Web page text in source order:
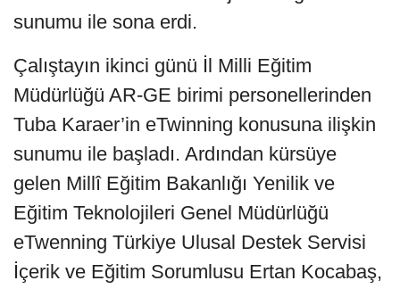
sunumu ile sona erdi.
Çalıştayın ikinci günü İl Milli Eğitim
Müdürlüğü AR-GE birimi personellerinden
Tuba Karaer’in eTwinning konusuna ilişkin
sunumu ile başladı. Ardından kürsüye
gelen Millî Eğitim Bakanlığı Yenilik ve
Eğitim Teknolojileri Genel Müdürlüğü
eTwenning Türkiye Ulusal Destek Servisi
İçerik ve Eğitim Sorumlusu Ertan Kocabaş,